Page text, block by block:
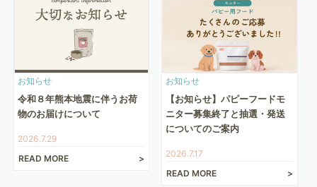
お知らせ
令和８年熊本地震に伴うお荷
物のお届けについて
2026.7.29
READ MORE
お知らせ
【お知らせ】パピーフードモ
ニター募集終了と抽選・発送
についてのご案内
2026.7.17
READ MORE